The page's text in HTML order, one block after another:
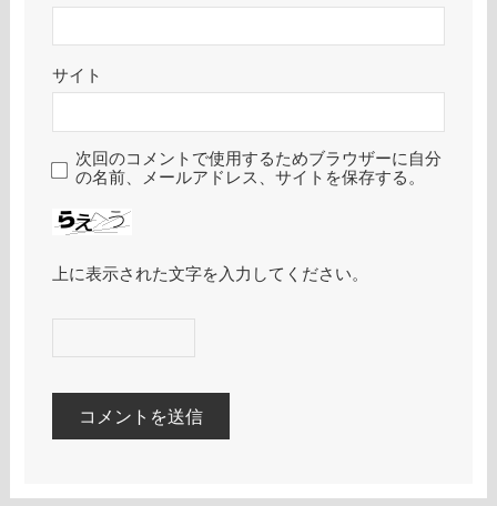
サイト
次回のコメントで使用するためブラウザーに自分
の名前、メールアドレス、サイトを保存する。
上に表示された文字を入力してください。